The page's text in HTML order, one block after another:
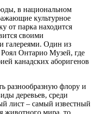
в национальном
культурное
от парка находится
своими
галереями. Один из
Онтарио Музей, где
канадских аборигенов
разнообразную флору и
деревьев, среди
лист – самый известный